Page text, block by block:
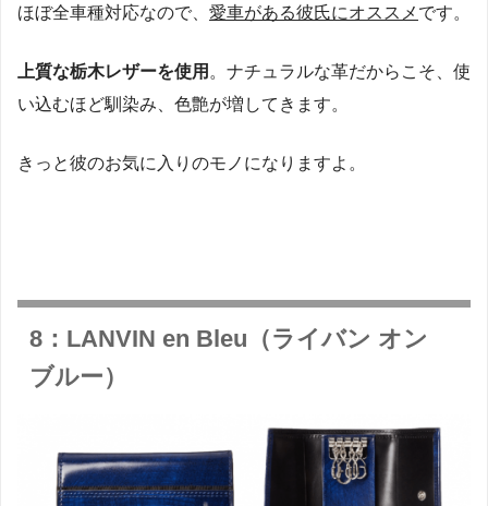
ほぼ全車種対応なので、 愛車がある彼氏にオススメ です。
上質な栃木レザーを使用 。ナチュラルな革だからこそ、使
い込むほど馴染み、色艶が増してきます。
きっと彼のお気に入りのモノになりますよ。
8：LANVIN en Bleu（ライバン オン
ブルー）